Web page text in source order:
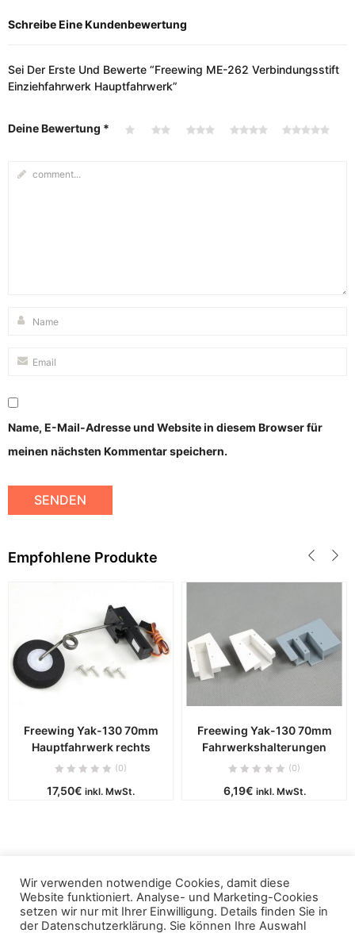
Schreibe Eine Kundenbewertung
Sei Der Erste Und Bewerte “Freewing ME-262 Verbindungsstift
Einziehfahrwerk Hauptfahrwerk”
Deine Bewertung *
Name, E-Mail-Adresse und Website in diesem Browser für
meinen nächsten Kommentar speichern.
Empfohlene Produkte
Freewing Yak-130 70mm
Hauptfahrwerk rechts
(0)
17,50€ inkl. MwSt.
Freewing Yak-130 70mm
Fahrwerkshalterungen
(0)
6,19€ inkl. MwSt.
Copyright © 2019 - puca. All Rights Reserved. Powered by
ThemBay
Wir verwenden notwendige Cookies, damit diese
Website funktioniert. Analyse- und Marketing-Cookies
setzen wir nur mit Ihrer Einwilligung. Details finden Sie in
der Datenschutzerklärung. Sie können Ihre Auswahl